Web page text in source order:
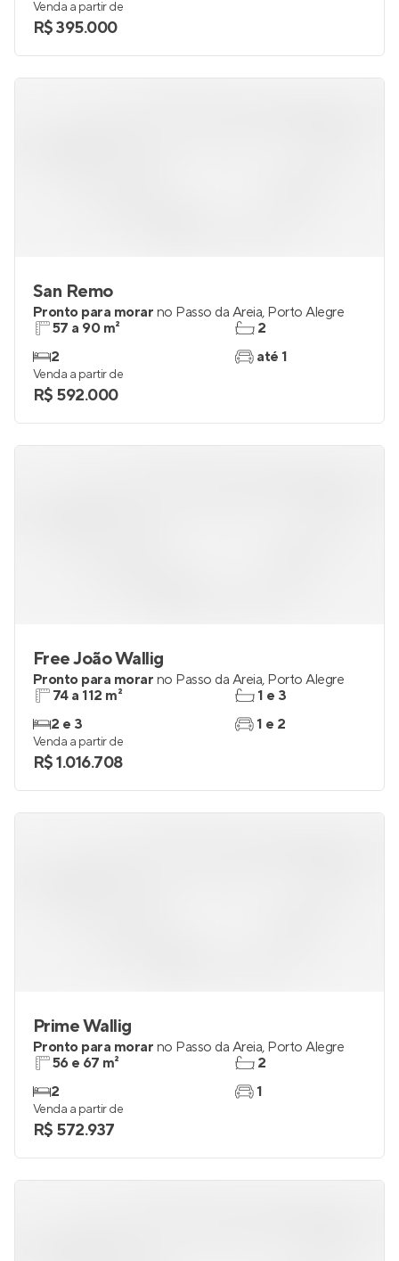
Venda a partir de
R$ 395.000
San Remo
Pronto para morar no Passo da Areia, Porto Alegre
57 a 90 m²
2
2
até 1
Venda a partir de
R$ 592.000
Free João Wallig
Pronto para morar no Passo da Areia, Porto Alegre
74 a 112 m²
2 e 3
1 e 3
1 e 2
Venda a partir de
R$ 1.016.708
Prime Wallig
Pronto para morar no Passo da Areia, Porto Alegre
56 e 67 m²
2
2
1
Venda a partir de
R$ 572.937